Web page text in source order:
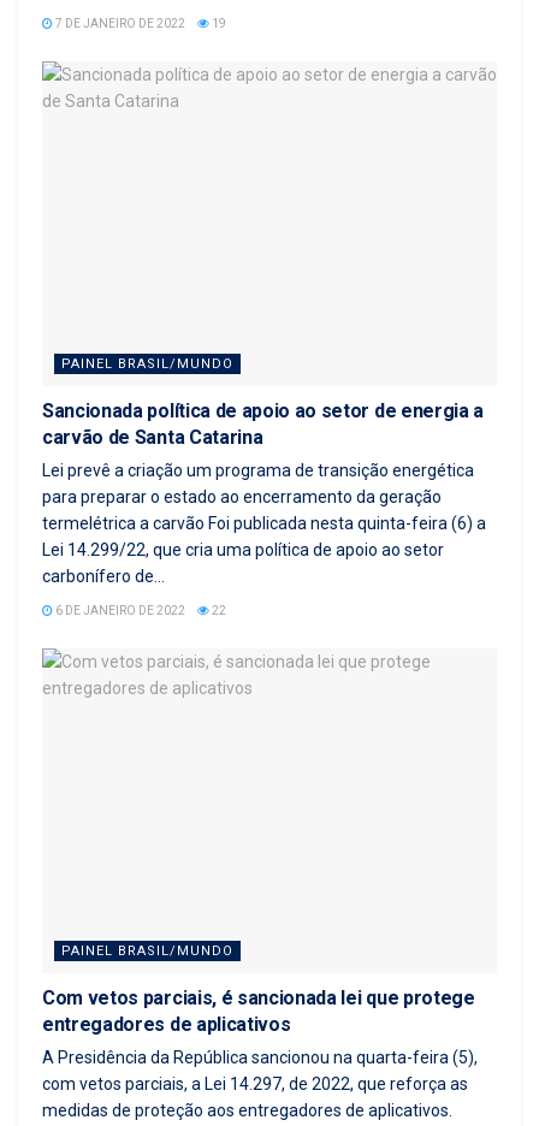
7 DE JANEIRO DE 2022 19
PAINEL BRASIL/MUNDO
Sancionada política de apoio ao setor de energia a
carvão de Santa Catarina
Lei prevê a criação um programa de transição energética
para preparar o estado ao encerramento da geração
termelétrica a carvão Foi publicada nesta quinta-feira (6) a
Lei 14.299/22, que cria uma política de apoio ao setor
carbonífero de...
6 DE JANEIRO DE 2022 22
PAINEL BRASIL/MUNDO
Com vetos parciais, é sancionada lei que protege
entregadores de aplicativos
A Presidência da República sancionou na quarta-feira (5),
com vetos parciais, a Lei 14.297, de 2022, que reforça as
medidas de proteção aos entregadores de aplicativos.